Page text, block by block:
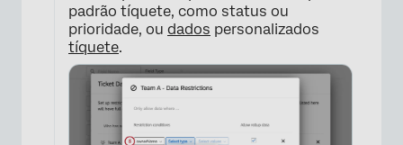
padrão tíquete, como status ou
prioridade, ou dados personalizados
tíquete.